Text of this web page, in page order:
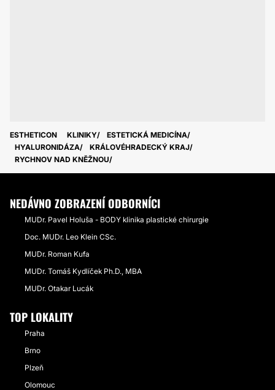
ESTHETICON KLINIKY
ESTETICKÁ MEDICÍNA
HYALURONIDÁZA
KRÁLOVÉHRADECKÝ KRAJ
RYCHNOV NAD KNĚŽNOU
NEDÁVNO ZOBRAZENÍ ODBORNÍCI
MUDr. Pavel Holuša - BODY klinika plastické chirurgie
Doc. MUDr. Leo Klein CSc.
MUDr. Roman Kufa
MUDr. Tomáš Kydlíček Ph.D., MBA
MUDr. Otakar Lucák
TOP LOKALITY
Praha
Brno
Plzeň
Olomouc